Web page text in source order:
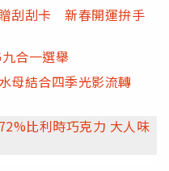
刮刮卡 新春開運拚手
合一選舉
母結合四季光影流轉
比利時巧克力 大人味